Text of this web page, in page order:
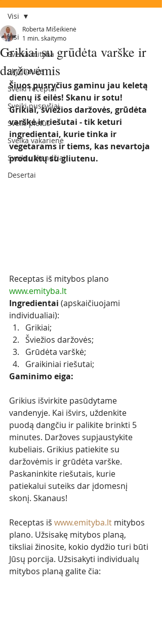
Visi
Sveika mityba
Skydliaukė
Sveiki receptai
Sveiki pusryčiai
Sveiki pietūs
Sveika vakarienė
Sveiki užkandžiai
Desertai
Visi
Grikiai su grūdėta varške ir
daržovėmis
Roberta Mišeikienė
1 min. skaitymo
Šiuos pusryčius gaminu jau keletą
dienų iš eilės! Skanu ir sotu!
Grikiai, šviežios daržovės, grūdėta
varškė ir riešutai - tik keturi
ingredientai, kurie tinka ir
vegetarams ir tiems, kas nevartoja
produktų su gliutenu.
Receptas iš mitybos plano
www.emityba.lt
Ingredientai (apskaičiuojami
individualiai):
Grikiai;
Šviežios daržovės;
Grūdėta varškė;
Graikiniai riešutai;
Gaminimo eiga:
Grikius išvirkite pasūdytame
vandenyje. Kai išvirs, uždenkite
puodą dangčiu ir palikite brinkti 5
minutes. Daržoves supjaustykite
kubeliais. Grikius patiekite su
daržovėmis ir grūdėta varške.
Paskaninkite riešutais, kurie
patiekalui suteiks dar įdomesnį
skonį. Skanaus!
Receptas iš www.emityba.lt mitybos
plano. Užsisakę mitybos planą,
tiksliai žinosite, kokio dydžio turi būti
Jūsų porcija. Užsisakyti individualų
mitybos planą galite čia: